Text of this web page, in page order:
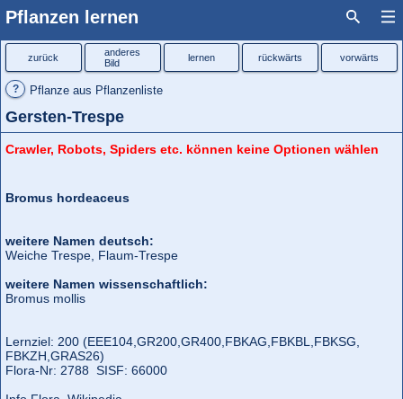
Pflanzen lernen
? Pflanze aus Pflanzenliste
Gersten-Trespe
zurück
anderes
Bild
lernen rückwärts vorwärts
Crawler, Robots, Spiders etc. können keine Optionen wählen
Bromus hordeaceus
weitere Namen deutsch:
Weiche Trespe, Flaum-Trespe
weitere Namen wissenschaftlich:
Bromus mollis
Lernziel: 200 (EEE104, GR200, GR400, FBKAG, FBKBL, FBKSG,
FBKZH, GRAS26)
Flora‑Nr: 2788 SISF: 66000